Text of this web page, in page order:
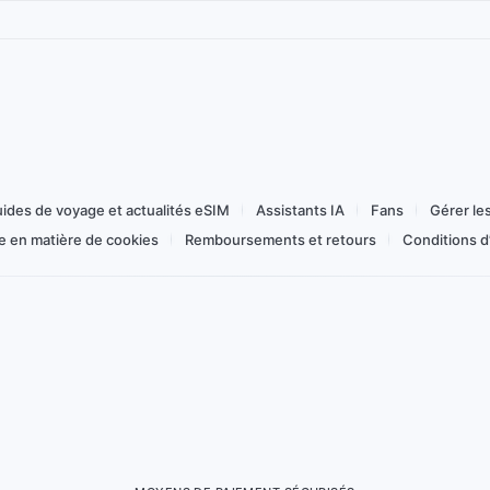
de voyage et actualités eSIM Assistants IA Fans Gérer
en matière de cookies
Remboursements et retours Conditions